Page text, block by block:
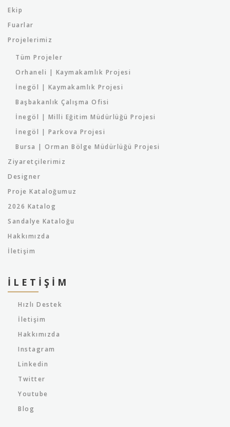
Ekip
Fuarlar
Projelerimiz
Tüm Projeler
Orhaneli | Kaymakamlık Projesi
İnegöl | Kaymakamlık Projesi
Başbakanlık Çalışma Ofisi
İnegöl | Milli Eğitim Müdürlüğü Projesi
İnegöl | Parkova Projesi
Bursa | Orman Bölge Müdürlüğü Projesi
Ziyaretçilerimiz
Designer
Proje Kataloğumuz
2026 Katalog
Sandalye Kataloğu
Hakkımızda
İletişim
İLETIŞIM
Hızlı Destek
İletişim
Hakkımızda
Instagram
Linkedin
Twitter
Youtube
Blog